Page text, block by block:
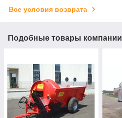
Все условия возврата
Подобные товары компании